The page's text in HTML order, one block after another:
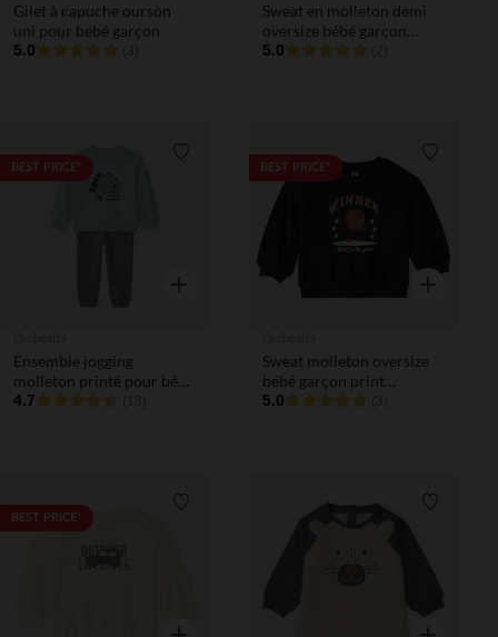
Gilet à capuche ourson
uni pour bébé garçon
5.0
Sweat en molleton demi
oversize bébé garçon
imprimé fantaisie
5.0
BEST PRICE* Liste de souhaits
Aperçu rapide
Ensemble jogging
molleton printé pour bébé
garçon
4.7
BEST PRICE*
Aperçu
Sweat molleton oversize
bébé garçon print
fantaisie
5.0
BEST PRICE*
Aperçu rapide Aperçu